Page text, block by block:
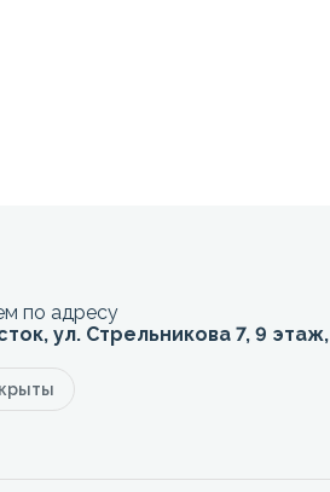
по адресу
ул. Стрельникова 7, 9 этаж,